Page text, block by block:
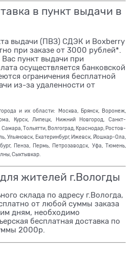
в пункт выдачи в
выдачи (ПВЗ) СДЭК и Boxberry
при заказе от 3000 рублей*.
пункт выдачи при
осуществляется банковской
ограничения бесплатной
из-за удаленности от
и их области: Москва, Брянск, Воронеж,
Курск, Липецк, Нижний Новгород, Санкт-
Тольятти, Волгоград, Краснодар, Ростов-
Ульяновск, Екатеринбург, Ижевск, Йошкар-Ола,
Пенза, Пермь, Петрозаводск, Уфа, Тюмень,
Сыктывкар.
жителей г.Вологды
склада по адресу г.Вологда,
от любой суммы заказа
дням, необходимо
бесплатная доставка по
2000р.